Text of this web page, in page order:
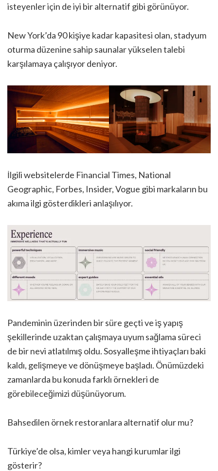
isteyenler için de iyi bir alternatif gibi görünüyor.
New York’da 90 kişiye kadar kapasitesi olan, stadyum
oturma düzenine sahip saunalar yükselen talebi
karşılamaya çalışıyor deniyor.
İlgili websitelerde Financial Times, National
Geographic, Forbes, Insider, Vogue gibi markaların bu
akıma ilgi gösterdikleri anlaşılıyor.
Pandeminin üzerinden bir süre geçti ve iş yapış
şekillerinde uzaktan çalışmaya uyum sağlama süreci
de bir nevi atlatılmış oldu. Sosyalleşme ihtiyaçları baki
kaldı, gelişmeye ve dönüşmeye başladı. Önümüzdeki
zamanlarda bu konuda farklı örnekleri de
görebileceğimizi düşünüyorum.
Bahsedilen örnek restoranlara alternatif olur mu?
Türkiye’de olsa, kimler veya hangi kurumlar ilgi
gösterir?